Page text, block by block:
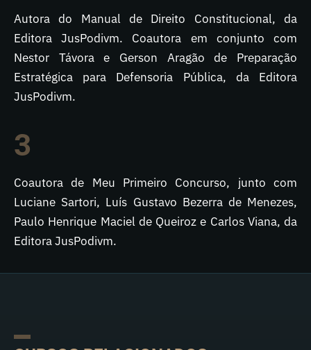
Autora do Manual de Direito Constitucional, da
Editora JusPodivm. Coautora em conjunto com
Nestor Távora e Gerson Aragão de Preparação
Estratégica para Defensoria Pública, da Editora
JusPodivm.
3
Coautora de Meu Primeiro Concurso, junto com
Luciane Sartori, Luís Gustavo Bezerra de Menezes,
Paulo Henrique Maciel de Queiroz e Carlos Viana, da
Editora JusPodivm.